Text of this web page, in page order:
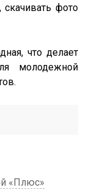
скачивать фото
что делает
молодежной
«Плюс»